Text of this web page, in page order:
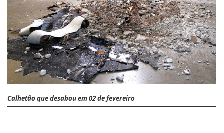
Calhetão que desabou em 02 de fevereiro